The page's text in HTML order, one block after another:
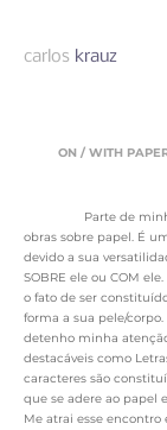
carlos krauz
ON / WITH
Parte de minha
obras sobre papel. É
devido a sua
SOBRE ele ou COM
o fato de ser
forma a sua pele/
detenho minha
destacáveis como
caracteres são
que se adere ao papel
Me atrai esse encontro